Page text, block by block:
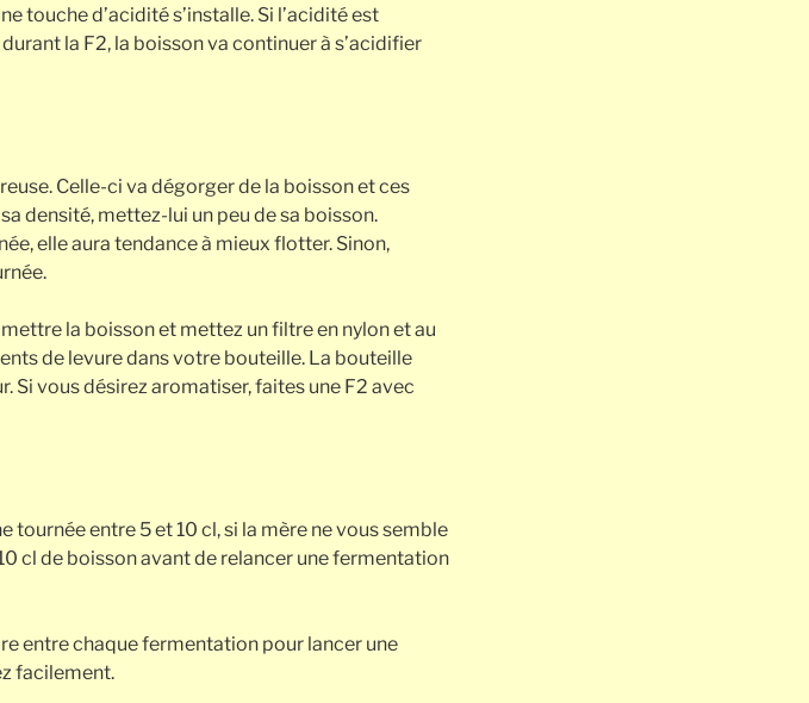
touche d’acidité s’installe. Si l’acidité est
la F2, la boisson va continuer à s’acidifier
Celle-ci va dégorger de la boisson et ces
densité, mettez-lui un peu de sa boisson.
elle aura tendance à mieux flotter. Sinon,
la boisson et mettez un filtre en nylon et au
de levure dans votre bouteille. La bouteille
vous désirez aromatiser, faites une F2 avec
entre 5 et 10 cl, si la mère ne vous semble
cl de boisson avant de relancer une fermentation
entre chaque fermentation pour lancer une
facilement.